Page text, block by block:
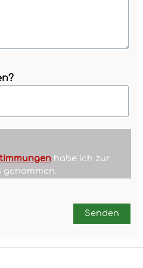
habe ich zur
genommen.
Senden